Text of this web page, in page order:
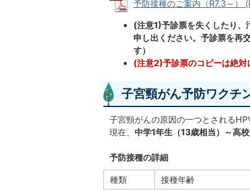
予防接種のご案内（R7.3～）
(注意1)予診票を失くしたり、
申し出ください。予診票を再
す）
(注意2)予診票のコピーは絶対
子宮頸がん予防ワクチ
子宮頸がんの原因の一つとされる
現在、 中学1年生（13歳相当）～高
予防接種の詳細
種類 接種年齢